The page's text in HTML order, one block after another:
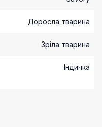
Доросла тварина
Зріла тварина
Індичка